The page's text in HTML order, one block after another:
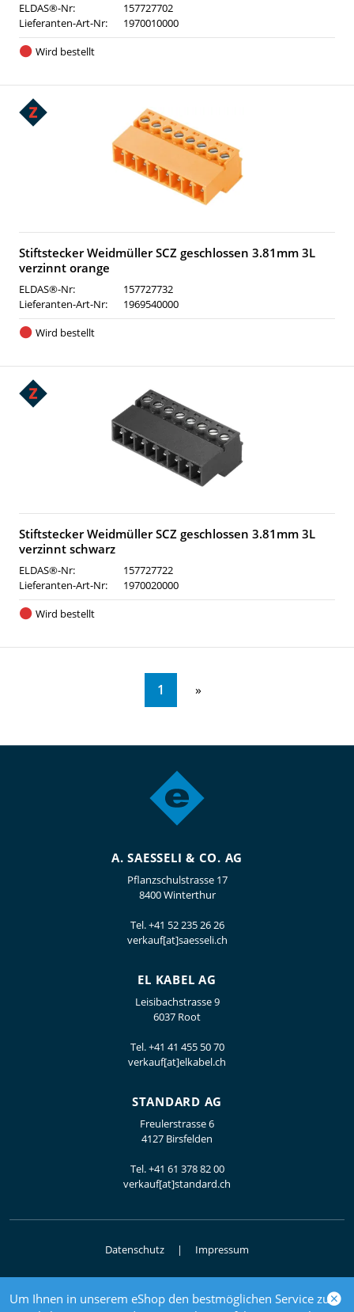
Um Ihnen in unserem eShop den bestmöglichen Service zu
ELDAS®-Nr:
157727702
Lieferanten-Art-Nr:
1970010000
Wird bestellt
Stiftstecker Weidmüller SCZ geschlossen 3.81mm 3L
verzinnt orange
ELDAS®-Nr:
157727732
Lieferanten-Art-Nr:
1969540000
Wird bestellt
Stiftstecker Weidmüller SCZ geschlossen 3.81mm 3L
verzinnt schwarz
ELDAS®-Nr:
157727722
Lieferanten-Art-Nr:
1970020000
Wird bestellt
1
A. SAESSELI & CO. AG
Pflanzschulstrasse 17
8400 Winterthur
Tel.+41 52 235 26 26
verkauf[at]saesseli.ch
EL KABEL AG
Leisibachstrasse 9
6037 Root
Tel.+41 41 455 50 70
verkauf[at]elkabel.ch
STANDARD AG
Freulerstrasse 6
4127 Birsfelden
Tel.+41 61 378 82 00
verkauf[at]standard.ch
Datenschutz Impressum